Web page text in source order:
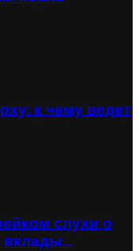
к чему ведет
слухи о
вклады…